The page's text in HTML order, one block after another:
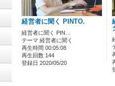
経営者に聞く PINTO.
経営者に聞く PIN…
テーマ 経営者に聞く
再生時間 00:05:08
再生回数 144
登録日 2020/05/20